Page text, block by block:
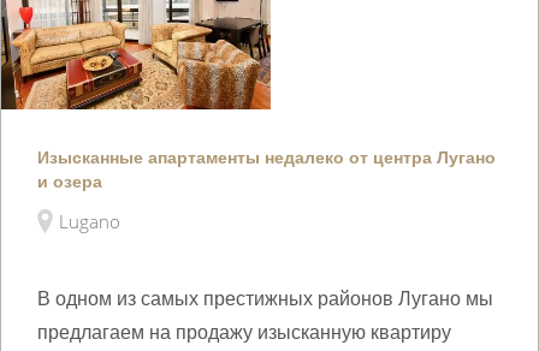
Изысканные апартаменты недалеко от центра Лугано
и озера
Lugano
В одном из самых престижных районов Лугано мы
предлагаем на продажу изысканную квартиру